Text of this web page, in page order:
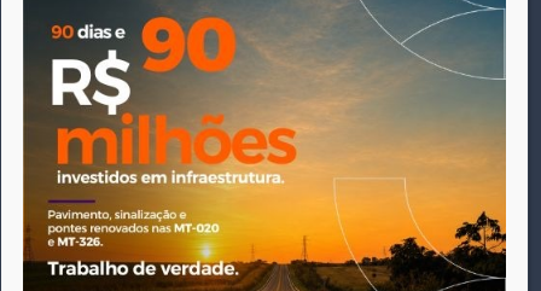
publicadas 691 edições que narraram os acontecimentos
políticos, policiais e cotidianos de Canarana e região. Fiel a sua
origem, pautado sempre pela busca incessante da
imparcialidade, faz jus a sua logo, com o característico "avião
da praça" de Canarana, sendo o símbolo do
comprometimento deste veículo de comunicação com o
relato dos fatos neste município. Em 06 de dezembro de 2019
circulou a última edição impressa do jornal, que desde então
tem veiculação exclusivamente online.